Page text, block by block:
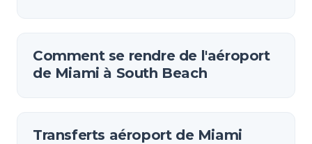
Comment se rendre de l'aéroport
de Miami à South Beach
Transferts aéroport de Miami